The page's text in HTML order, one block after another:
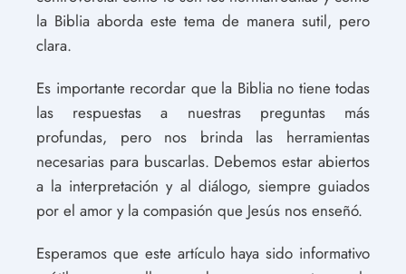
la Biblia aborda este tema de manera sutil, pero
clara.
Es importante recordar que la Biblia no tiene todas
las respuestas a nuestras preguntas más
profundas, pero nos brinda las herramientas
necesarias para buscarlas. Debemos estar abiertos
a la interpretación y al diálogo, siempre guiados
por el amor y la compasión que Jesús nos enseñó.
Esperamos que este artículo haya sido informativo